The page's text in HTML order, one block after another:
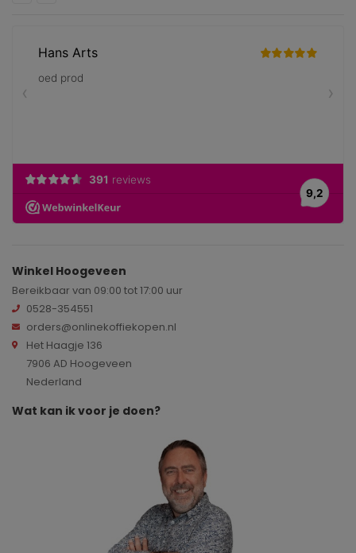
Winkel Hoogeveen
Bereikbaar van 09:00 tot 17:00 uur
0528-354551
orders@onlinekoffiekopen.nl
Het Haagje 136
7906 AD Hoogeveen
Nederland
Wat kan ik voor je doen?